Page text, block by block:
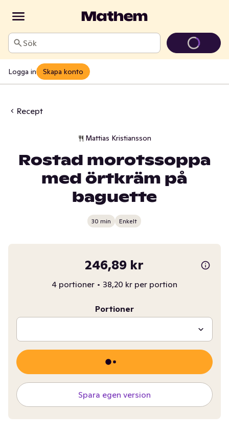
Sök
Logga in Skapa konto
Recept
Mattias Kristiansson
Rostad morotssoppa
med örtkräm på
baguette
30 min Enkelt
246,89 kr
4 portioner • 38,20 kr per portion
Portioner
Spara egen version